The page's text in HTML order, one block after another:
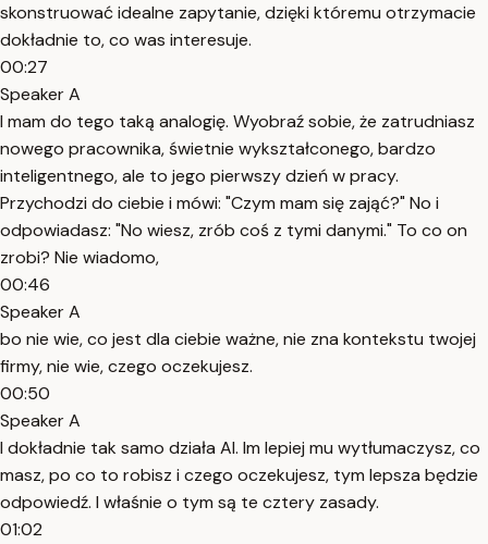
skonstruować idealne zapytanie, dzięki któremu otrzymacie
dokładnie to, co was interesuje.
00:27
Speaker A
I mam do tego taką analogię. Wyobraź sobie, że zatrudniasz
nowego pracownika, świetnie wykształconego, bardzo
inteligentnego, ale to jego pierwszy dzień w pracy.
Przychodzi do ciebie i mówi: "Czym mam się zająć?" No i
odpowiadasz: "No wiesz, zrób coś z tymi danymi." To co on
zrobi? Nie wiadomo,
00:46
Speaker A
bo nie wie, co jest dla ciebie ważne, nie zna kontekstu twojej
firmy, nie wie, czego oczekujesz.
00:50
Speaker A
I dokładnie tak samo działa AI. Im lepiej mu wytłumaczysz, co
masz, po co to robisz i czego oczekujesz, tym lepsza będzie
odpowiedź. I właśnie o tym są te cztery zasady.
01:02